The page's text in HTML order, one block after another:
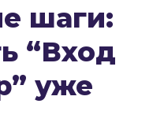
шаги:
“Вход
уже